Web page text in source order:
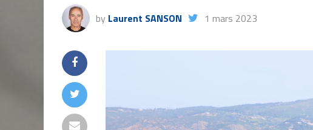
by Laurent SANSON 1 mars 2023